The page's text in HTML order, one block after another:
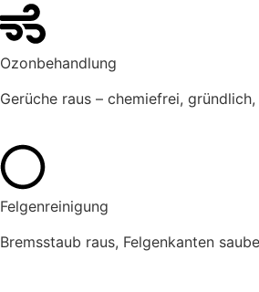
Ozonbehandlung
Gerüche raus – chemiefrei,
Felgenreinigung
Bremsstaub raus, Felgenkanten